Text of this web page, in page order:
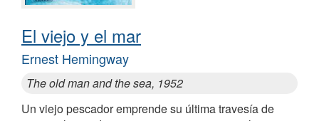
El viejo y el mar
Ernest Hemingway
The old man and the sea, 1952
Un viejo pescador emprende su última travesía de